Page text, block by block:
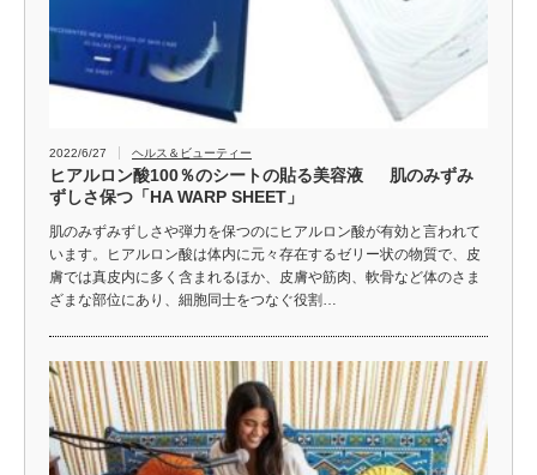
2022/6/27 ヘルス＆ビューティー
ヒアルロン酸100％のシートの貼る美容液 肌のみずみ
ずしさ保つ「HA WARP SHEET」
肌のみずみずしさや弾力を保つのにヒアルロン酸が有効と言われて
います。ヒアルロン酸は体内に元々存在するゼリー状の物質で、皮
膚では真皮内に多く含まれるほか、皮膚や筋肉、軟骨など体のさま
ざまな部位にあり、細胞同士をつなぐ役割…